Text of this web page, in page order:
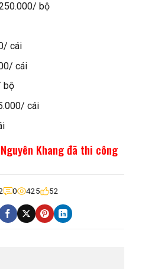
bộ
cái
cái
bộ
cái
Khang đã thi công
0 425 52